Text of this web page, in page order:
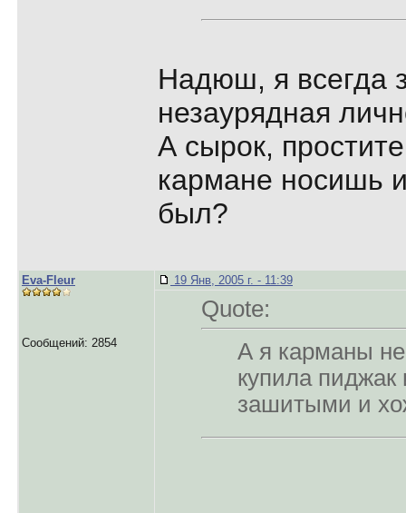
Надюш, я всегда
незаурядная
А сырок,
кармане носишь
был?
Eva-Fleur
Сообщений: 2854
19 Янв, 2005 г. - 11:39
Quote:
А я карманы
купила пиджак
зашитыми и